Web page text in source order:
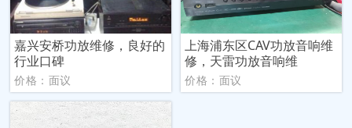
嘉兴安桥功放维修，良好的
行业口碑
价格：面议
上海浦东区CAV功放音响维
修，天雷功放音响维
价格：面议